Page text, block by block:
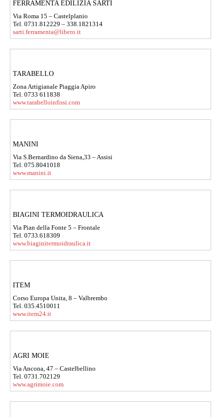
FERRAMENTA EDILIZIA SARTI
Via Roma 15 – Castelplanio
Tel. 0731.812229 – 338.1821314
sarti.ferramenta@libero.it
TARABELLO
Zona Artigianale Piaggia Apiro
Tel. 0733 611838
www.tarabelloinfissi.com
MANINI
Via S.Bernardino da Siena,33 – Assisi
Tel. 075.8041018
www.manini.it
BIAGINI TERMOIDRAULICA
Via Pian della Fonte 5 – Frontale
Tel. 0733.618309
www.biaginitermoidraulica.it
ITEM
Corso Europa Unita, 8 – Valbrembo
Tel. 035.4510011
www.item24.it
AGRI MOIE
Via Ancona, 47 – Castelbellino
Tel. 0731.702129
www.agrimoie.com